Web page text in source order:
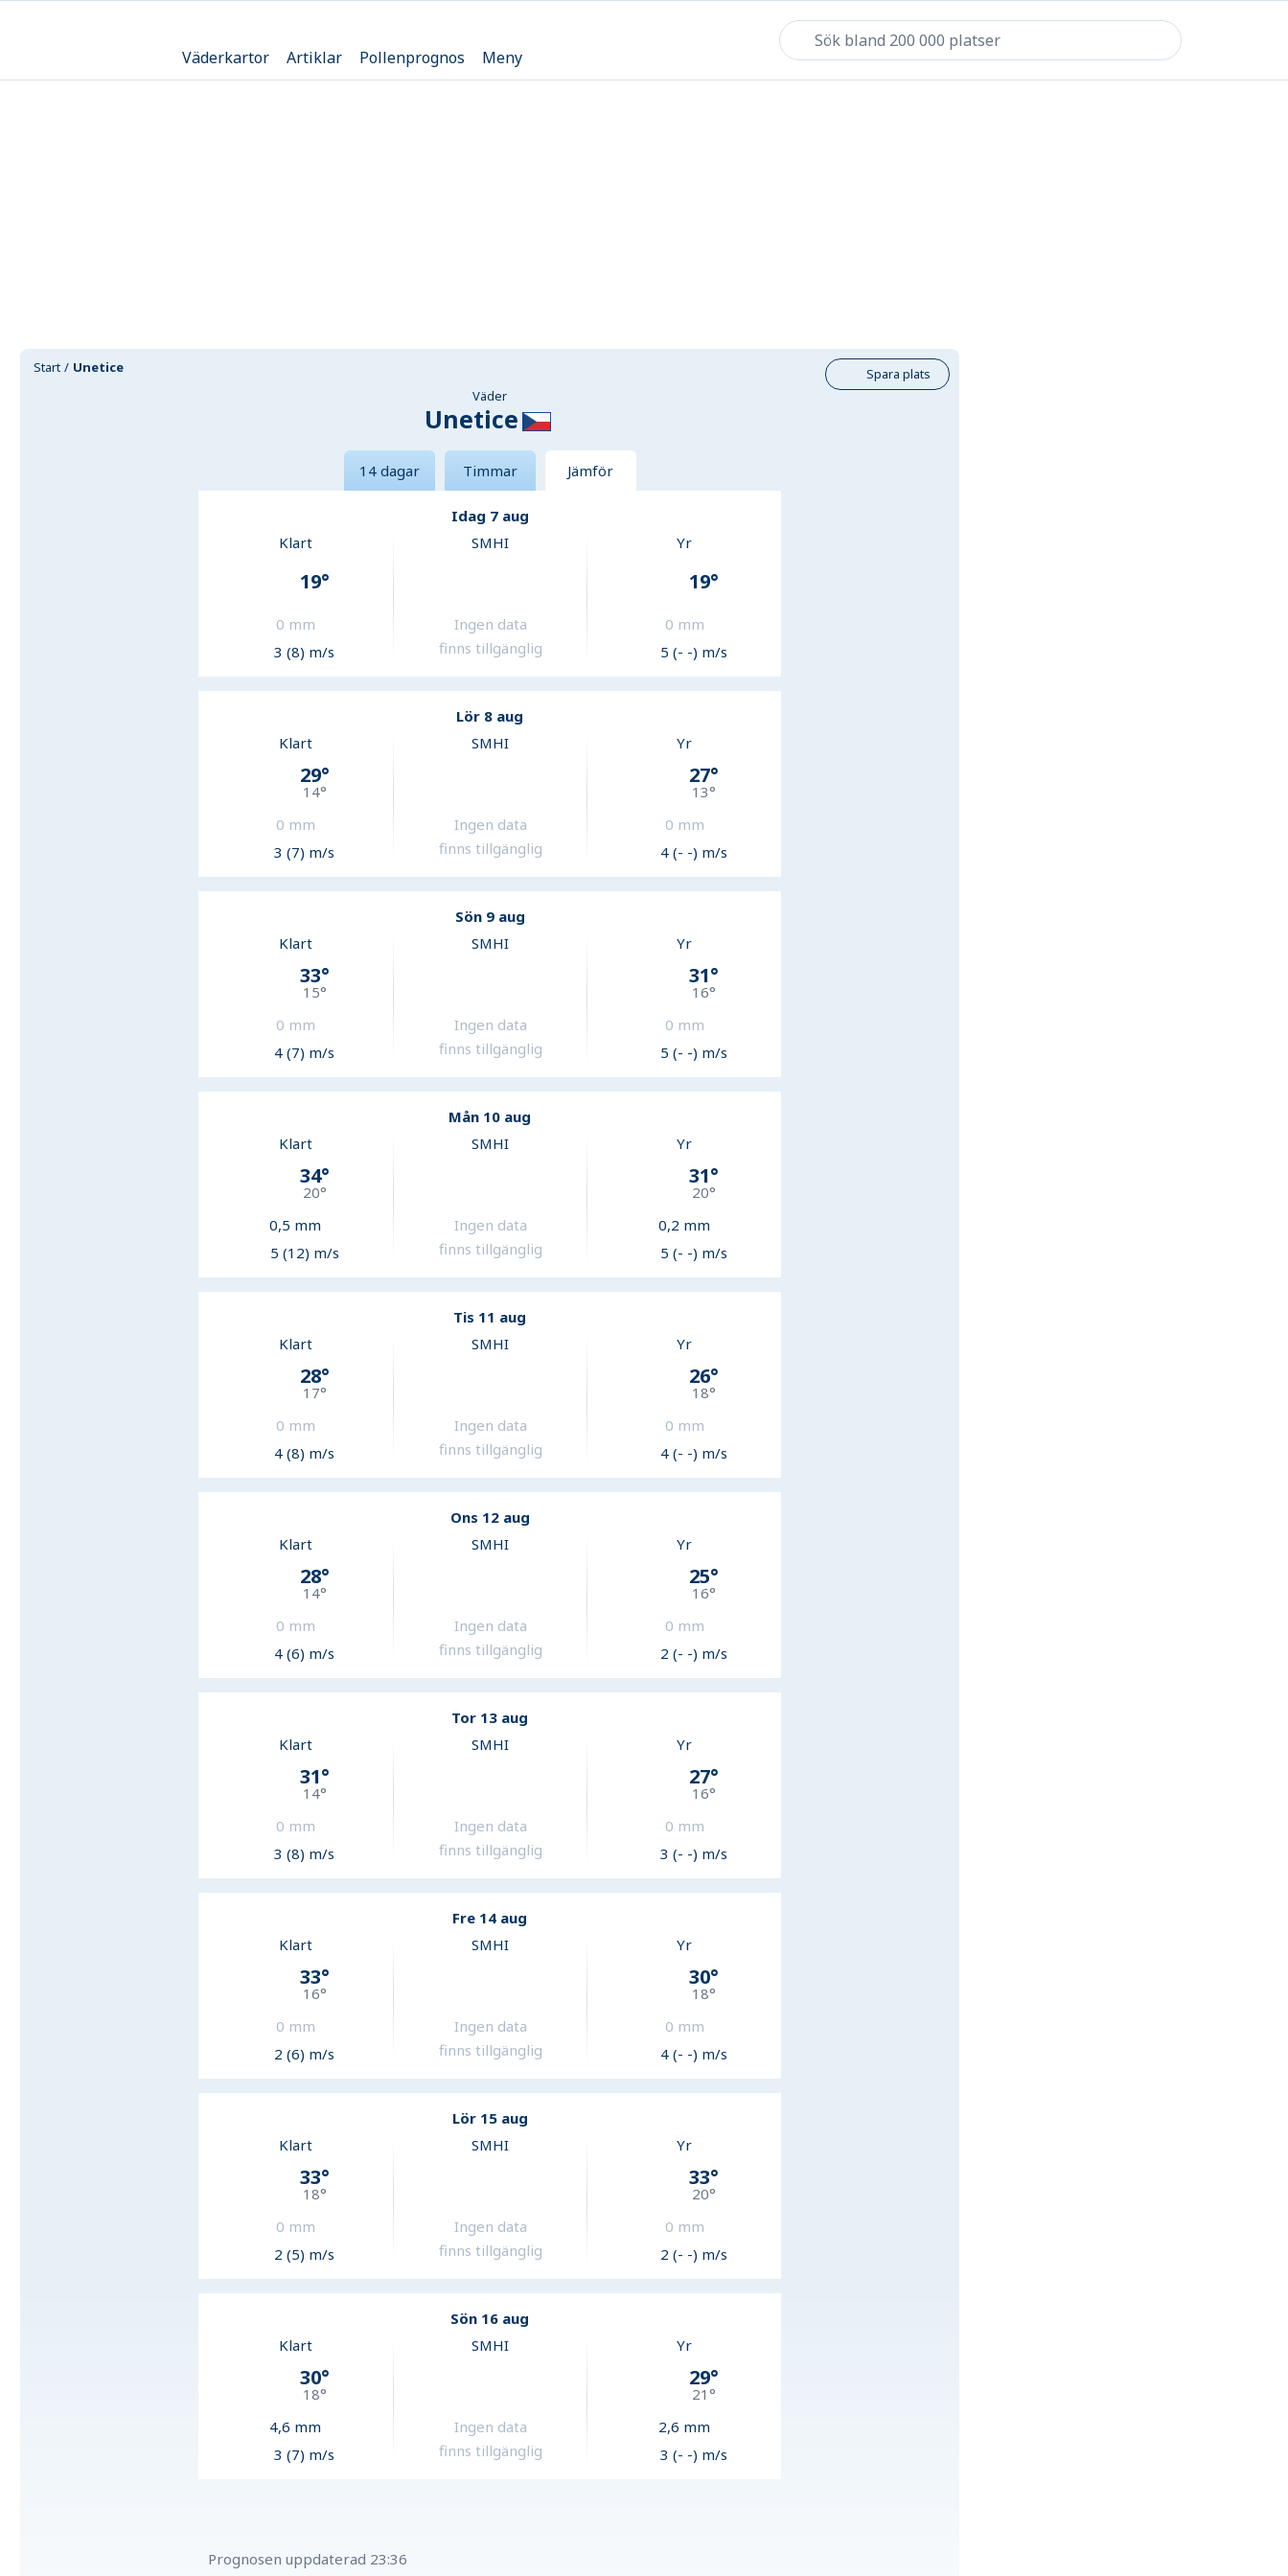
Väderkartor Artiklar Pollenprognos Meny
Start Unetice
Spara plats
Väder
Unetice
14 dagar Timmar Jämför
Idag 7 aug
Klart
19°
0 mm
3 (8) m/s
SMHI
Ingen data
finns tillgänglig
Yr
19°
0 mm
5 (- -) m/s
Lör 8 aug
Klart
29°
14°
0 mm
3 (7) m/s
SMHI
Ingen data
finns tillgänglig
Yr
27°
13°
0 mm
4 (- -) m/s
Sön 9 aug
Klart
33°
15°
0 mm
4 (7) m/s
SMHI
Ingen data
finns tillgänglig
Yr
31°
16°
0 mm
5 (- -) m/s
Mån 10 aug
Klart
34°
20°
0,5 mm
5 (12) m/s
SMHI
Ingen data
finns tillgänglig
Yr
31°
20°
0,2 mm
5 (- -) m/s
Tis 11 aug
Klart
28°
17°
0 mm
4 (8) m/s
SMHI
Ingen data
finns tillgänglig
Yr
26°
18°
0 mm
4 (- -) m/s
Ons 12 aug
Klart
28°
14°
0 mm
4 (6) m/s
SMHI
Ingen data
finns tillgänglig
Yr
25°
16°
0 mm
2 (- -) m/s
Tor 13 aug
Klart
31°
14°
0 mm
3 (8) m/s
SMHI
Ingen data
finns tillgänglig
Yr
27°
16°
0 mm
3 (- -) m/s
Fre 14 aug
Klart
33°
16°
0 mm
2 (6) m/s
SMHI
Ingen data
finns tillgänglig
Yr
30°
18°
0 mm
4 (- -) m/s
Lör 15 aug
Klart
33°
18°
0 mm
2 (5) m/s
SMHI
Ingen data
finns tillgänglig
Yr
33°
20°
0 mm
2 (- -) m/s
Sön 16 aug
Klart
30°
18°
4,6 mm
3 (7) m/s
SMHI
Ingen data
finns tillgänglig
Yr
29°
21 °
2,6 mm
3 (- -) m/s
Prognosen uppdaterad 23:36